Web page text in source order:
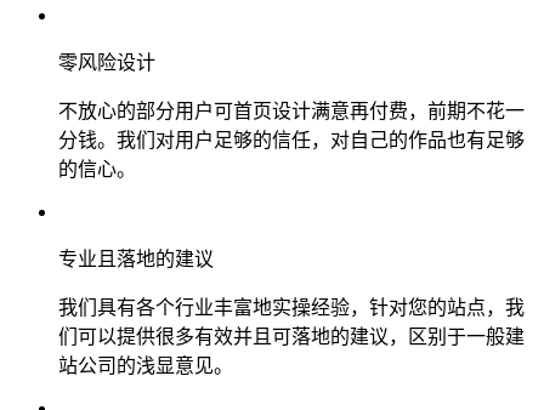
零风险设计
不放心的部分用户可首页设计满意再付费，前期不花一
分钱。我们对用户足够的信任，对自己的作品也有足够
的信心。
专业且落地的建议
我们具有各个行业丰富地实操经验，针对您的站点，我
们可以提供很多有效并且可落地的建议，区别于一般建
站公司的浅显意见。